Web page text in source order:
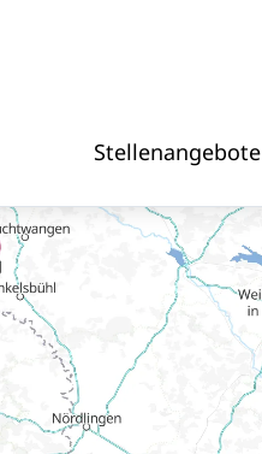
Stellenangebote